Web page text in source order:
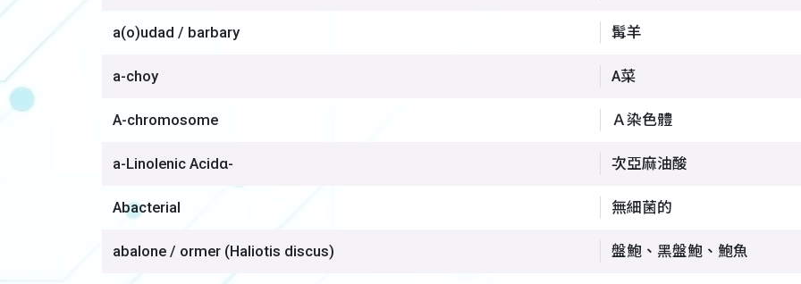
a(o)udad / barbary 髯羊
a-choy A菜
A-chromosome Ａ染色體
a-Linolenic Acidα- 次亞麻油酸
Abacterial 無細菌的
abalone / ormer (Haliotis discus) 盤鮑、黑盤鮑、鮑魚